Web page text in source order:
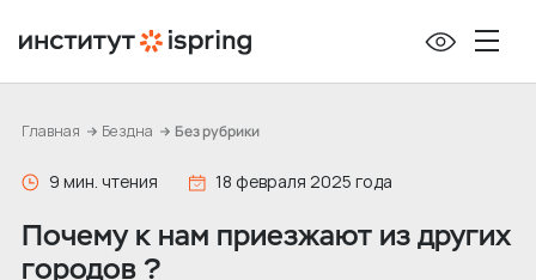
р
Главная Бездна Без рубрики
9 мин. чтения 18 февраля 2025 года
Почему к нам приезжают из других
городов ?